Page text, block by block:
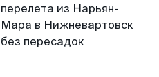
перелета из Нарьян-
Мара в Нижневартовск
без пересадок